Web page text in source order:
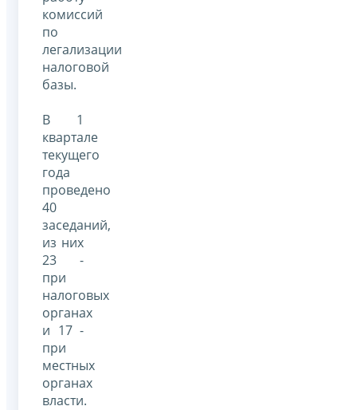
комиссий
по
легализации
налоговой
базы.
В 1
квартале
текущего
года
проведено
40
заседаний,
из них
23 -
при
налоговых
органах
и 17 -
при
местных
органах
власти.